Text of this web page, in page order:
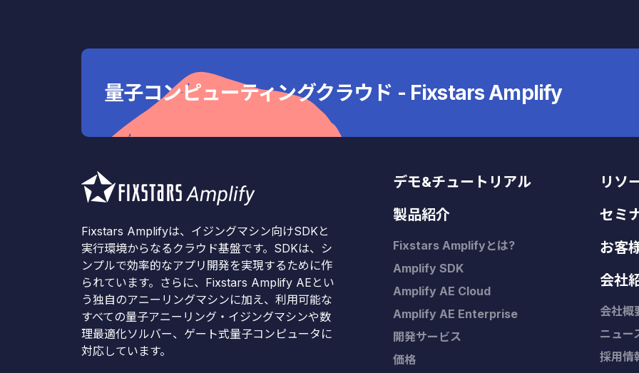
量子コンピューティングクラウド - Fixstars Amplify
Fixstars Amplifyは、イジングマシン向けSDKと
実行環境からなるクラウド基盤です。SDKは、シ
ンプルで効率的なアプリ開発を実現するために作
られています。さらに、Fixstars Amplify AEとい
う独自のアニーリングマシンに加え、利用可能な
すべての量子アニーリング・イジングマシンや数
理最適化ソルバー、ゲート式量子コンピュータに
対応しています。
デモ&チュートリアル
製品紹介
Fixstars Amplifyとは?
Amplify SDK
Amplify AE Cloud
Amplify AE Enterprise
開発サービス
価格
リソ
セミ
お客
会社
会社概
ニュー
採用情